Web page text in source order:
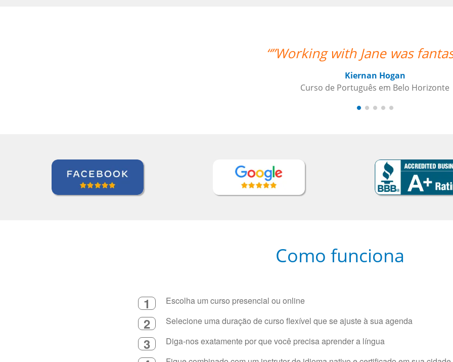
Como funciona
1 Escolha um curso presencial ou online
2 Selecione uma duração de curso flexível que se ajuste à sua agenda
3 Diga-nos exatamente por que você precisa aprender a língua